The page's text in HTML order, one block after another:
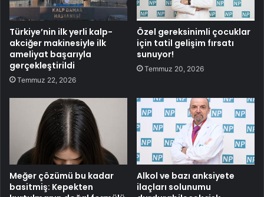
Türkiye’nin ilk yerli kalp-
akciğer makinesiyle ilk
ameliyat başarıyla
gerçekleştirildi
Temmuz 22, 2026
Özel gereksinimli çocuklar
için tatil gelişim fırsatı
sunuyor!
Temmuz 20, 2026
Meğer çözümü bu kadar
basitmiş: Kepekten
Alkol ve bazı anksiyete
ilaçları solunumu